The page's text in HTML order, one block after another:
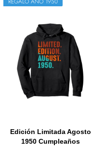
Edición Limitada Agosto
1950 Cumpleaños